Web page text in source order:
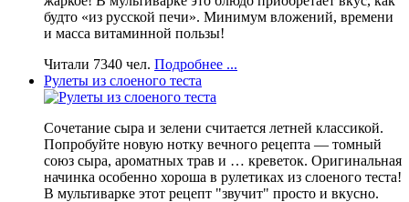
будто «из русской печи». Минимум вложений, времени
и масса витаминной пользы!
Читали 7340 чел. Подробнее ...
Рулеты из слоеного теста
Сочетание сыра и зелени считается летней классикой.
Попробуйте новую нотку вечного рецепта — томный
союз сыра, ароматных трав и … креветок. Оригинальная
начинка особенно хороша в рулетиках из слоеного теста!
В мультиварке этот рецепт "звучит" просто и вкусно.